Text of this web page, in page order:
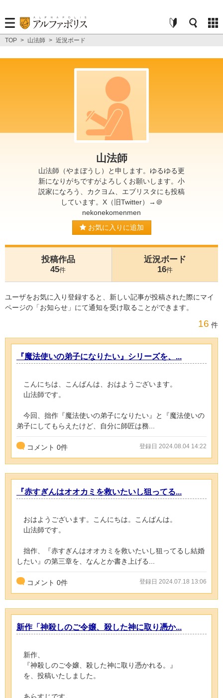
TOP > 山法師 > 近況ボード
山法師
山法師（やまぼうし）と申します。ゆるゆる更
新になりがちですがよろしくお願いします。小
説家になろう、カクヨム、エブリスタにも投稿
しています。X（旧Twitter）→＠
nekonekomenmen
お気に入りに追加
投稿作品
45件
近況ボード
16件
ユーザをお気に入り登録すると、新しい記事が投稿された際にマイ
ページの「お知らせ」にて通知を受け取ることができます。
16 件
『魔法使いの弟子になりたい』シリーズを、...
こんにちは、こんばんは、おはようございます。
山法師です。
今回、拙作『魔法使いの弟子になりたい』と『魔法使いの
弟子にしてもらえたけど、自分に師匠は務...
コメント 0件 登録日 2024.08.04 14:22
『赤すぎんはオオカミを救いたいし狙ってる...
おはようございます。こんにちは。こんばんは。
山法師です。
拙作、『赤すぎんはオオカミを救いたいし狙ってるし結婚
したい』の第三章を、なんとか書き上げる...
コメント 0件 登録日 2024.07.18 13:06
新作「神殺しのご令嬢、殺した神に取り憑か...
新作、
『神殺しのご令嬢、殺した神に取り憑かれる。』
を、投稿いたしました。
あらすじです。